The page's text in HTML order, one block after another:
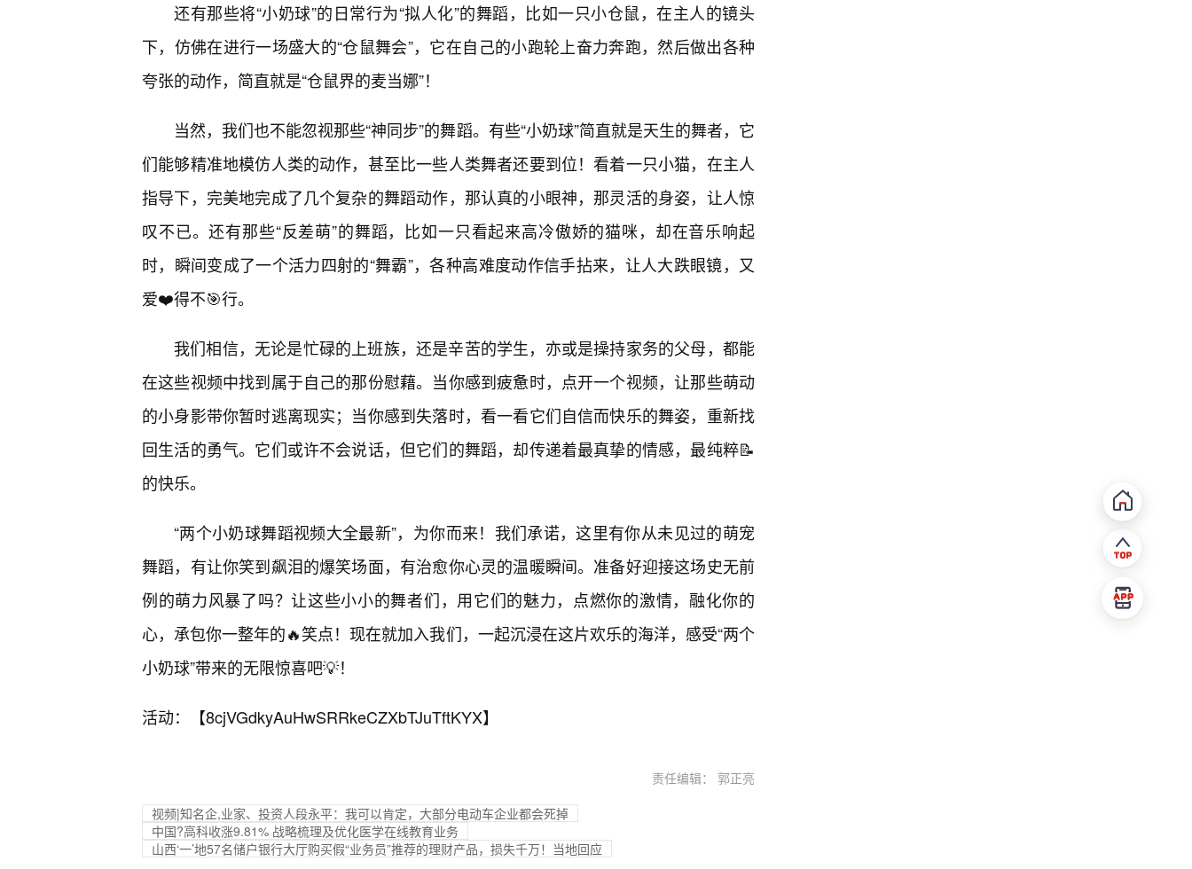
还有那些将“小奶球”的日常行为“拟人化”的舞蹈，比如一只小仓鼠，在主人的镜头
下，仿佛在进行一场盛大的“仓鼠舞会”，它在自己的小跑轮上奋力奔跑，然后做出各种
夸张的动作，简直就是“仓鼠界的麦当娜”！
当然，我们也不能忽视那些“神同步”的舞蹈。有些“小奶球”简直就是天生的舞者，它
们能够精准地模仿人类的动作，甚至比一些人类舞者还要到位！看着一只小猫，在主人
指导下，完美地完成了几个复杂的舞蹈动作，那认真的小眼神，那灵活的身姿，让人惊
叹不已。还有那些“反差萌”的舞蹈，比如一只看起来高冷傲娇的猫咪，却在音乐响起
时，瞬间变成了一个活力四射的“舞霸”，各种高难度动作信手拈来，让人大跌眼镜，又
爱❤️得不🎯行。
我们相信，无论是忙碌的上班族，还是辛苦的学生，亦或是操持家务的父母，都能
在这些视频中找到属于自己的那份慰藉。当你感到疲惫时，点开一个视频，让那些萌动
的小身影带你暂时逃离现实；当你感到失落时，看一看它们自信而快乐的舞姿，重新找
回生活的勇气。它们或许不会说话，但它们的舞蹈，却传递着最真挚的情感，最纯粹📝
的快乐。
“两个小奶球舞蹈视频大全最新”，为你而来！我们承诺，这里有你从未见过的萌宠
舞蹈，有让你笑到飙泪的爆笑场面，有治愈你心灵的温暖瞬间。准备好迎接这场史无前
例的萌力风暴了吗？让这些小小的舞者们，用它们的魅力，点燃你的激情，融化你的
心，承包你一整年的🔥笑点！现在就加入我们，一起沉浸在这片欢乐的海洋，感受“两个
小奶球”带来的无限惊喜吧💡！
活动：【8cjVGdkyAuHwSRRkeCZXbTJuTftKYX】
责任编辑： 郭正亮
视频|知名企,业家、投资人段永平：我可以肯定，大部分电动车企业都会死掉
中国?高科收涨9.81% 战略梳理及优化医学在线教育业务
山西‘一’地57名储户银行大厅购买假“业务员”推荐的理财产品，损失千万！当地回应